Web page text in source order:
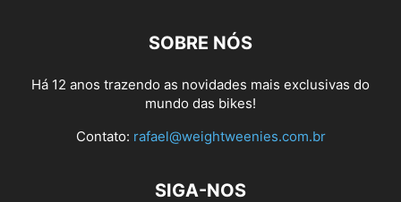
SOBRE NÓS
Há 12 anos trazendo as novidades mais exclusivas do
mundo das bikes!
Contato: rafael@weightweenies.com.br
SIGA-NOS